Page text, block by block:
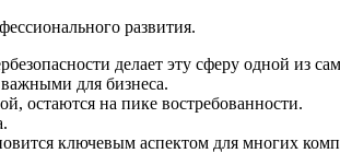
развития.
делает эту сферу одной из
для бизнеса.
остаются на пике востребованности.
ключевым аспектом для многих